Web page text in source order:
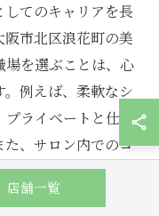
てのキャリアを長
阪市北区浪花町の美
を選ぶことは、心
例えば、柔軟なシ
プライベートと仕事
、サロン内でのコ
、日々の業務を円
の一体感を生み出
店舗一覧